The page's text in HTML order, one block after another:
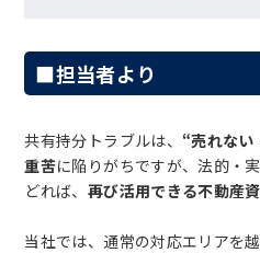
■担当者より
共有持分トラブルは、 “売れない
重苦に陥りがちですが、法的・
どれば、 再び活用できる不動産
当社では、通常の対応エリアを越